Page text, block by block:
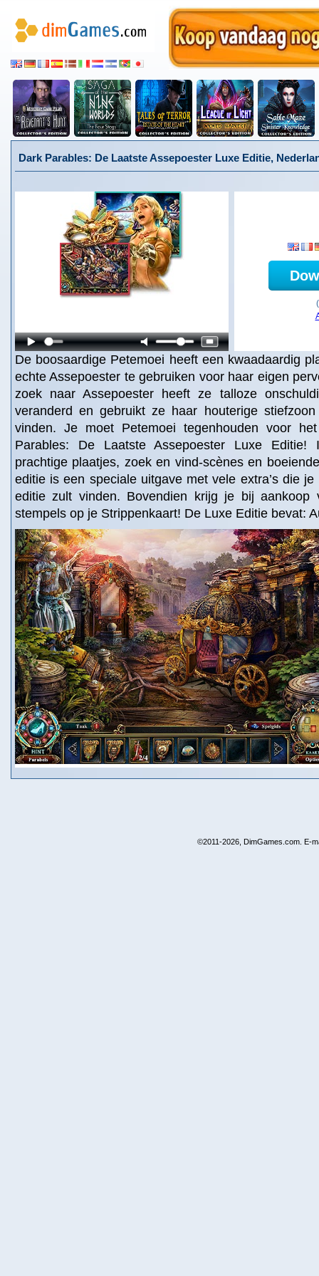
Dark Parables: De Laatste Assepoester Luxe Editie,
De boosaardige Petemoei heeft een kwaadaardig
echte Assepoester te gebruiken voor haar eigen
zoek naar Assepoester heeft ze talloze
veranderd en gebruikt ze haar houterige
vinden. Je moet Petemoei tegenhouden voor
Parables: De Laatste Assepoester Luxe
prachtige plaatjes, zoek en vind-scènes en
editie is een speciale uitgave met vele extra’s die
editie zult vinden. Bovendien krijg je bij aankoop
stempels op je Strippenkaart! De Luxe Editie bevat:
©2011-2026, DimGames.com. E-